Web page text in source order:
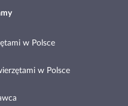
w Polsce
w Polsce